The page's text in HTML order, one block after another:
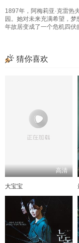
1897年，阿梅莉亚·克雷热
园。她对未来充满希望，
年故居变成了一个危机四伏
猜你喜欢
高清
大宝宝